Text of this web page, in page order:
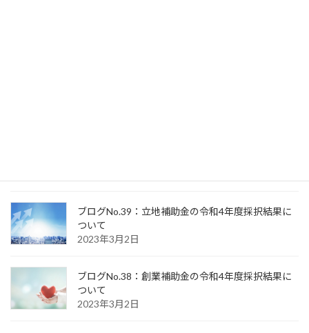
ブログNo.39：立地補助金の令和4年度採択結果に
ついて
2023年3月2日
ブログNo.38：創業補助金の令和4年度採択結果に
ついて
2023年3月2日